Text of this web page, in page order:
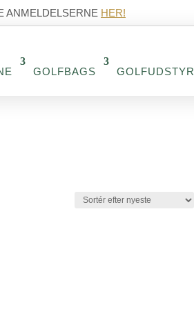
ANMELDELSERNE HER!
GOLFBAGS GOLFUDSTYR